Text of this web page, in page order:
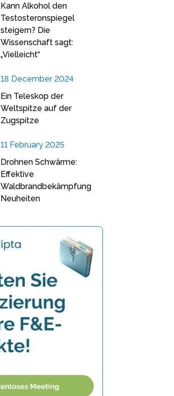
Kann Alkohol den
Testosteronspiegel
steigern? Die
Wissenschaft sagt:
„Vielleicht“
18 December 2024
Ein Teleskop der
Weltspitze auf der
Zugspitze
11 February 2025
Drohnen Schwärme:
Effektive
Waldbrandbekämpfung
Neuheiten